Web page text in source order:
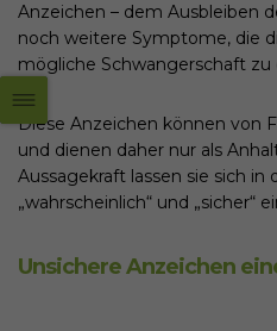
Anzeichen – dem Ausbleiben
noch weitere Symptome, die
mögliche Schwangerschaft zu
Diese Anzeichen können von
und dienen daher nur als
Aussagekraft lassen sie sich in
„wahrscheinlich“ und „sicher“
Unsichere Anzeichen